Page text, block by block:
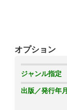
オプション
ジャンル指定
出版／発行年月